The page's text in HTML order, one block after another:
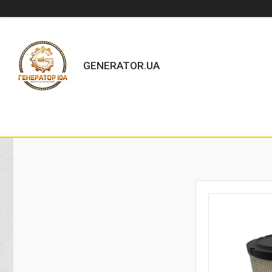
GENERATOR.UA